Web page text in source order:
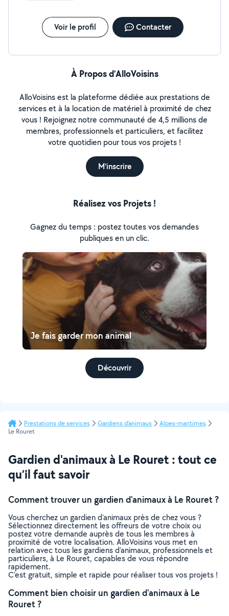
Voir le profil Contacter
À Propos d’AlloVoisins
AlloVoisins est la plateforme dédiée aux prestations de
services et à la location de matériel à proximité de chez
vous ! Rejoignez notre communauté de 4,5 millions de
membres, professionnels et particuliers, et facilitez
votre quotidien pour tous vos projets !
M'inscrire
Réalisez vos Projets !
Gagnez du temps : postez toutes vos demandes
publiques en un clic.
Je fais garder mon animal
Découvrir
Prestations de services Gardiens d'animaux
Alpes-maritimes
Le Rouret
Gardien d'animaux à Le Rouret : tout ce
qu’il faut savoir
Comment trouver un gardien d'animaux à Le Rouret ?
Vous cherchez un gardien d'animaux près de chez vous ?
Sélectionnez directement les offreurs de votre choix ou
postez votre demande auprès de tous les membres à
proximité de votre localisation. AlloVoisins vous met en
relation avec tous les gardiens d'animaux, professionnels et
particuliers, à Le Rouret, capables de vous répondre
rapidement.
C’est gratuit, simple et rapide pour réaliser tous vos projets !
Comment bien choisir un gardien d'animaux à Le
Rouret ?